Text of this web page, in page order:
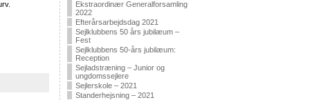
Ekstraordinær Generalforsamling
2022
Efterårsarbejdsdag 2021
Sejlklubbens 50 års jubilæum –
Fest
Sejlklubbens 50-års jubilæum:
Reception
Sejladstræning – Junior og
ungdomssejlere
Sejlerskole – 2021
Standerhejsning – 2021